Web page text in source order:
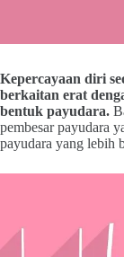
Kepercayaan diri
berkaitan erat
bentuk payudara.
pembesar payudara
payudara yang lebih